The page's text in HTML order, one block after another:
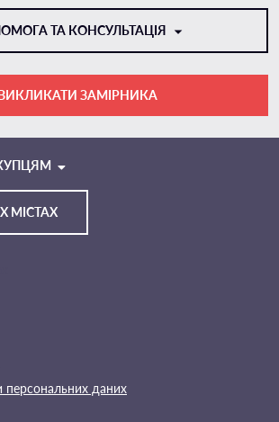
ТА КОНСУЛЬТАЦІЯ
ЗАМІРНИКА
МІСТАХ
персональних даних